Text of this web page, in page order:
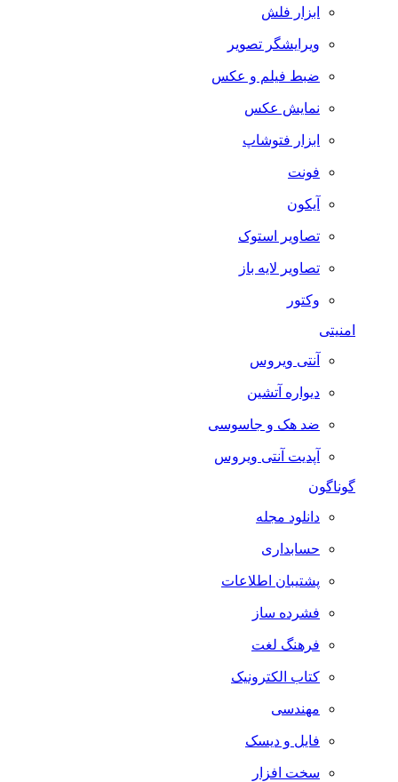
ابزار فلش
ویرایشگر تصویر
ضبط فيلم و عكس
نمایش عکس
ابزار فتوشاپ
فونت
آیکون
تصاویر استوک
تصاویر لایه باز
وکتور
امنیتی
آنتی ویروس
دیواره آتشین
ضد هک و جاسوسی
آپدیت آنتی ویروس
گوناگون
دانلود مجله
حسابداری
پشتیبان اطلاعات
فشرده ساز
فرهنگ لغت
کتاب الکترونیک
مهندسی
فایل و دیسک
سخت افزار